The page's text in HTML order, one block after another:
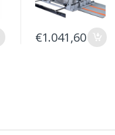
€1.041,60
cutting tools-
Presales